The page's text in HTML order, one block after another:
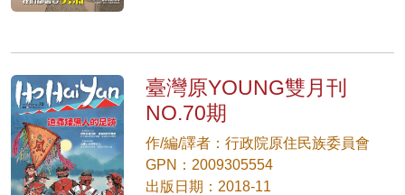
臺灣原YOUNG雙月刊
NO.70期
作/編/譯者：行政院原住民族委員會
GPN：2009305554
出版日期：2018-11